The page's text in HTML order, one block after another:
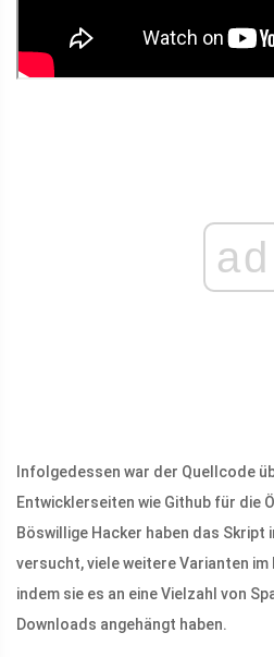
ad
Infolgedessen war der Quellcode
Entwicklerseiten wie Github für die
Böswillige Hacker haben das Skript
versucht, viele weitere Varianten
indem sie es an eine Vielzahl von
Downloads angehängt haben.